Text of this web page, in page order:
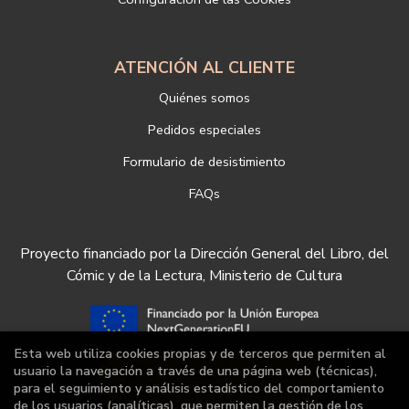
ATENCIÓN AL CLIENTE
Quiénes somos
Pedidos especiales
Formulario de desistimiento
FAQs
Proyecto financiado por la Dirección General del Libro, del
Cómic y de la Lectura, Ministerio de Cultura
Esta web utiliza cookies propias y de terceros que permiten al
usuario la navegación a través de una página web (técnicas),
para el seguimiento y análisis estadístico del comportamiento
de los usuarios (analíticas), que permiten la gestión de los